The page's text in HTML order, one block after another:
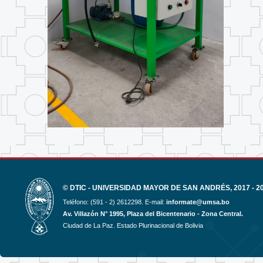
© DTIC - UNIVERSIDAD MAYOR DE SAN ANDRÉS, 2017 -
Teléfono: (591 - 2) 2612298. E-mail: informate@umsa.bo
Av. Villazón N° 1995, Plaza del Bicentenario - Zona Central.
Ciudad de La Paz. Estado Plurinacional de Bolivia